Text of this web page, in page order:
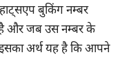
बुकिंग नम्बर
और जब उस नम्बर के
अर्थ यह है कि आपने